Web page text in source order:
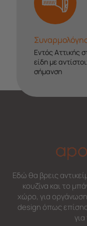
Εντός Αττικής
είδη με
σήμανση
Εδώ θα βρεις
κουζίνα και το
χώρο, για
design όπως επίσης